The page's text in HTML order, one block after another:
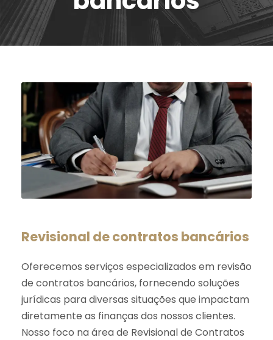
Revisional de contratos bancários
Oferecemos serviços especializados em revisão
de contratos bancários, fornecendo soluções
jurídicas para diversas situações que impactam
diretamente as finanças dos nossos clientes.
Nosso foco na área de Revisional de Contratos